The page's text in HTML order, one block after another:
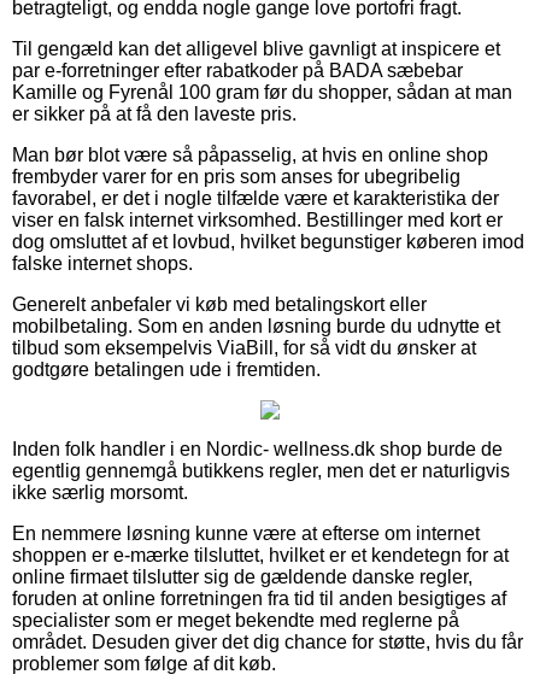
betragteligt, og endda nogle gange love portofri fragt.
Til gengæld kan det alligevel blive gavnligt at inspicere et
par e-forretninger efter rabatkoder på BADA sæbebar
Kamille og Fyrenål 100 gram før du shopper, sådan at man
er sikker på at få den laveste pris.
Man bør blot være så påpasselig, at hvis en online shop
frembyder varer for en pris som anses for ubegribelig
favorabel, er det i nogle tilfælde være et karakteristika der
viser en falsk internet virksomhed. Bestillinger med kort er
dog omsluttet af et lovbud, hvilket begunstiger køberen imod
falske internet shops.
Generelt anbefaler vi køb med betalingskort eller
mobilbetaling. Som en anden løsning burde du udnytte et
tilbud som eksempelvis ViaBill, for så vidt du ønsker at
godtgøre betalingen ude i fremtiden.
Inden folk handler i en Nordic- wellness.dk shop burde de
egentlig gennemgå butikkens regler, men det er naturligvis
ikke særlig morsomt.
En nemmere løsning kunne være at efterse om internet
shoppen er e-mærke tilsluttet, hvilket er et kendetegn for at
online firmaet tilslutter sig de gældende danske regler,
foruden at online forretningen fra tid til anden besigtiges af
specialister som er meget bekendte med reglerne på
området. Desuden giver det dig chance for støtte, hvis du får
problemer som følge af dit køb.